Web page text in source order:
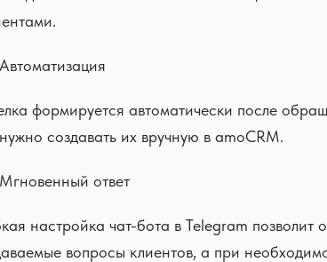
Автоматизация
формируется автоматически после
создавать их вручную в amoCRM.
Мгновенный ответ
настройка чат-бота в Telegram позволит
вопросы клиентов, а при